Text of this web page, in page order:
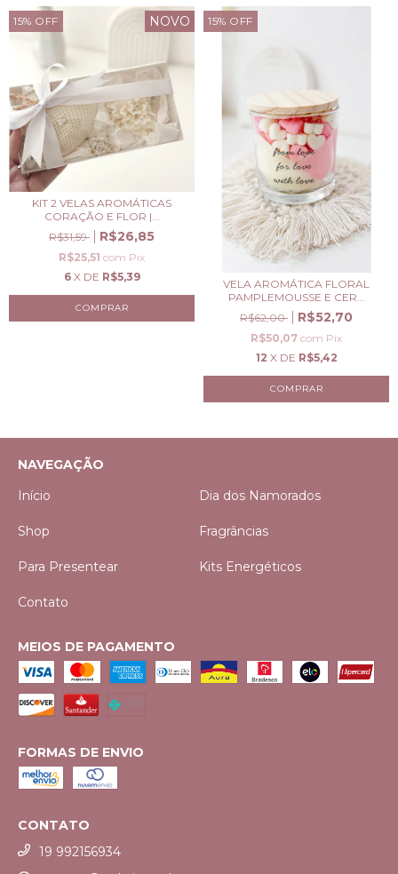
15% OFF NOVO
KIT 2 VELAS AROMÁTICAS
CORAÇÃO E FLOR |...
R$31,59
R$26,85
R$25,51 com Pix
6 X DE R$5,39
15% OFF
VELA AROMÁTICA FLORAL
PAMPLEMOUSSE E CER...
R$62,00
R$52,70
R$50,07 com Pix
12 X DE R$5,42
NAVEGAÇÃO
Início
Dia dos Namorados
Shop Fragrâncias
Para Presentear Kits Energéticos
Contato
MEIOS DE PAGAMENTO
FORMAS DE ENVIO
CONTATO
19 992156934